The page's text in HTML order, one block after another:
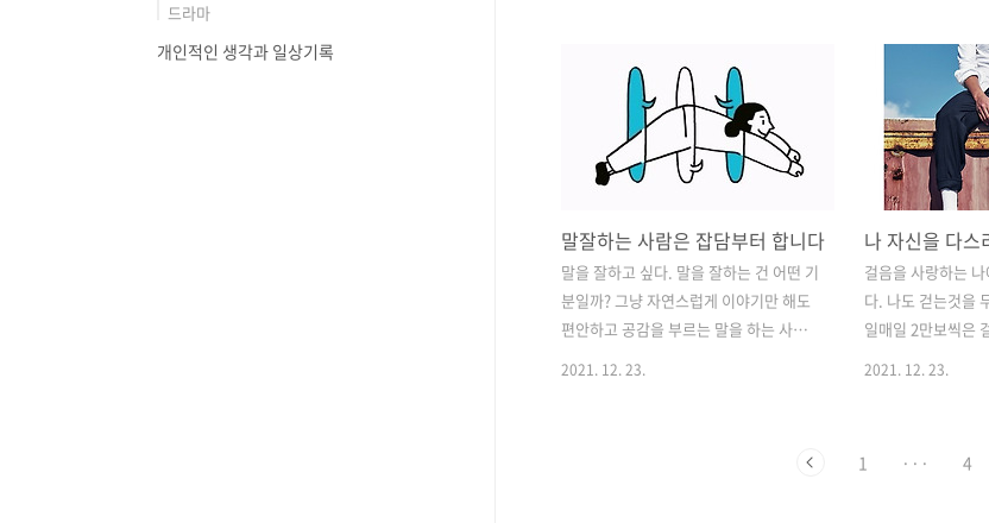
현재는 수천만원에 달한다. 진작에 비트
코인의 진가를 알아보고 작은금액이었더
라도 일단 투자를 한 사람은 현재 몇천에
서부터 몇십억까지 엄청난 자산을 이루었
다. 갑자기 그렇게 비트코인 투자에 성공
도 많이 보이기 시작했고, 나는 궁금했다.
대체 비트코인이 뭘까? 소소하게 주식 근
처에만 어슬렁 거리던 나는 갑자기 코인
에 큰 관심이 쏠리기 시작했다. 코인으로
으로 천천..
로나를 만나게 되
나에 직격탄을 맞
작하게 된다. 휴직
되고 시간은 많아
아지니 돈쓸일이
는 줄어들었는데
더 쓰게 되는 날들
빠지기 시작했다.
해서 계획이 필요할
격을 받는다. 잔인
바닥이었다. 그것
말잘하는 사람은 잡담부터 합니다
말을 잘하고 싶다. 말을 잘하는 건 어떤 기
분일까? 그냥 자연스럽게 이야기만 해도
편안하고 공감을 부르는 말을 하는 사람
누군가와 대화를 한다거나, 내가 모르는
2021. 12. 23.
걸음을 사랑하는
다. 나도 걷는것을
일매일 2만보씩은
니는 게 내가 즐기
2021. 12. 23.
1 ··· 4
드라마
개인적인 생각과 일상기록